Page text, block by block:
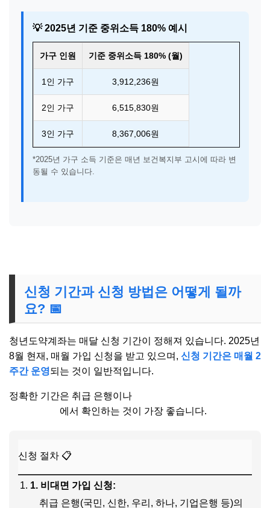
💡 2025년 기준 중위소득 180% 예시
가구 인원 기준 중위소득 180% (월)
1인 가구 3,912,236원
2인 가구 6,515,830원
3인 가구 8,367,006원
*2025년 가구 소득 기준은 매년 보건복지부 고시에 따라 변
동될 수 있습니다.
신청 기간과 신청 방법은 어떻게 될까
요? 📅
청년도약계좌는 매달 신청 기간이 정해져 있습니다. 2025년
8월 현재, 매월 가입 신청을 받고 있으며, 신청 기간은 매월 2
주간 운영되는 것이 일반적입니다.
정확한 기간은 취급 은행이나
에서 확인하는 것이 가장 좋습니다.
신청 절차 📋
1. 비대면 가입 신청:
취급 은행(국민, 신한, 우리, 하나, 기업은행 등)의